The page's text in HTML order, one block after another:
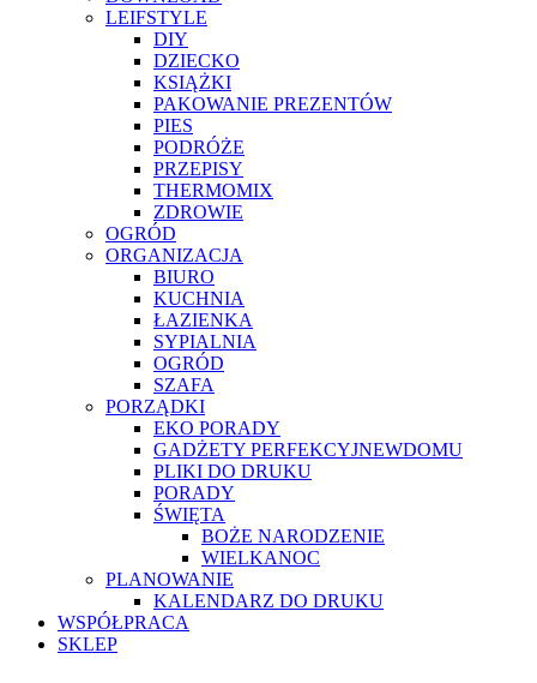
LEIFSTYLE
DIY
DZIECKO
KSIĄŻKI
PAKOWANIE PREZENTÓW
PIES
PODRÓŻE
PRZEPISY
THERMOMIX
ZDROWIE
OGRÓD
ORGANIZACJA
BIURO
KUCHNIA
ŁAZIENKA
SYPIALNIA
OGRÓD
SZAFA
PORZĄDKI
EKO PORADY
GADŻETY PERFEKCYJNEWDOMU
PLIKI DO DRUKU
PORADY
ŚWIĘTA
BOŻE NARODZENIE
WIELKANOC
PLANOWANIE
KALENDARZ DO DRUKU
WSPÓŁPRACA
SKLEP